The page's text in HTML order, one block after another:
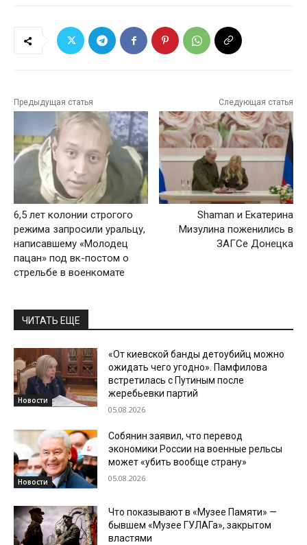
Предыдущая статья
6,5 лет колонии строгого
режима запросили уральцу,
написавшему «Молодец
пацан» под вк-постом о
стрельбе в военкомате
Следующая статья
Shaman и Екатерина
Мизулина поженились в
ЗАГСе Донецка
ЧИТАТЬ ЕЩЕ
Новости
«От киевской банды детоубийц можно
ожидать чего угодно». Памфилова
встретилась с Путиным после
жеребьевки партий
05.08.2026
Новости
Собянин заявил, что перевод
экономики России на военные рельсы
может «убить вообще страну»
05.08.2026
Что показывают в «Музее Памяти» —
бывшем «Музее ГУЛАГа», закрытом
властями